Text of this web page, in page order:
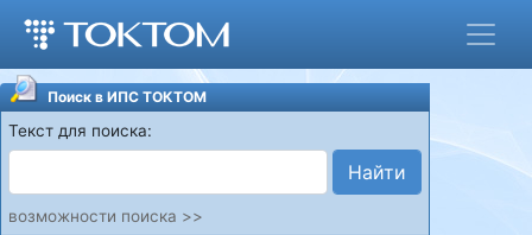
Поиск в ИПС ТОКТОМ
Текст для поиска:
Найти
возможности поиска >>